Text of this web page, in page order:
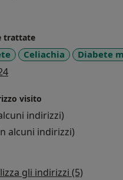
trattate
Celiachia
Diabete
a11y_sr_more_diseases
visito
indirizzi)
alcuni indirizzi)
gli indirizzi (5)